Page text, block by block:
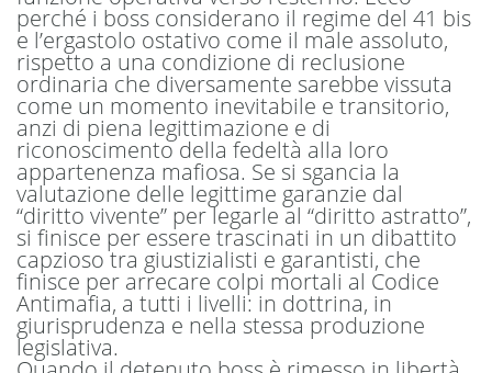
perché i boss considerano il regime del 41 bis
e l’ergastolo ostativo come il male assoluto,
rispetto a una condizione di reclusione
ordinaria che diversamente sarebbe vissuta
come un momento inevitabile e transitorio,
anzi di piena legittimazione e di
riconoscimento della fedeltà alla loro
appartenenza mafiosa. Se si sgancia la
valutazione delle legittime garanzie dal
“diritto vivente” per legarle al “diritto astratto”,
si finisce per essere trascinati in un dibattito
capzioso tra giustizialisti e garantisti, che
finisce per arrecare colpi mortali al Codice
Antimafia, a tutti i livelli: in dottrina, in
giurisprudenza e nella stessa produzione
legislativa.